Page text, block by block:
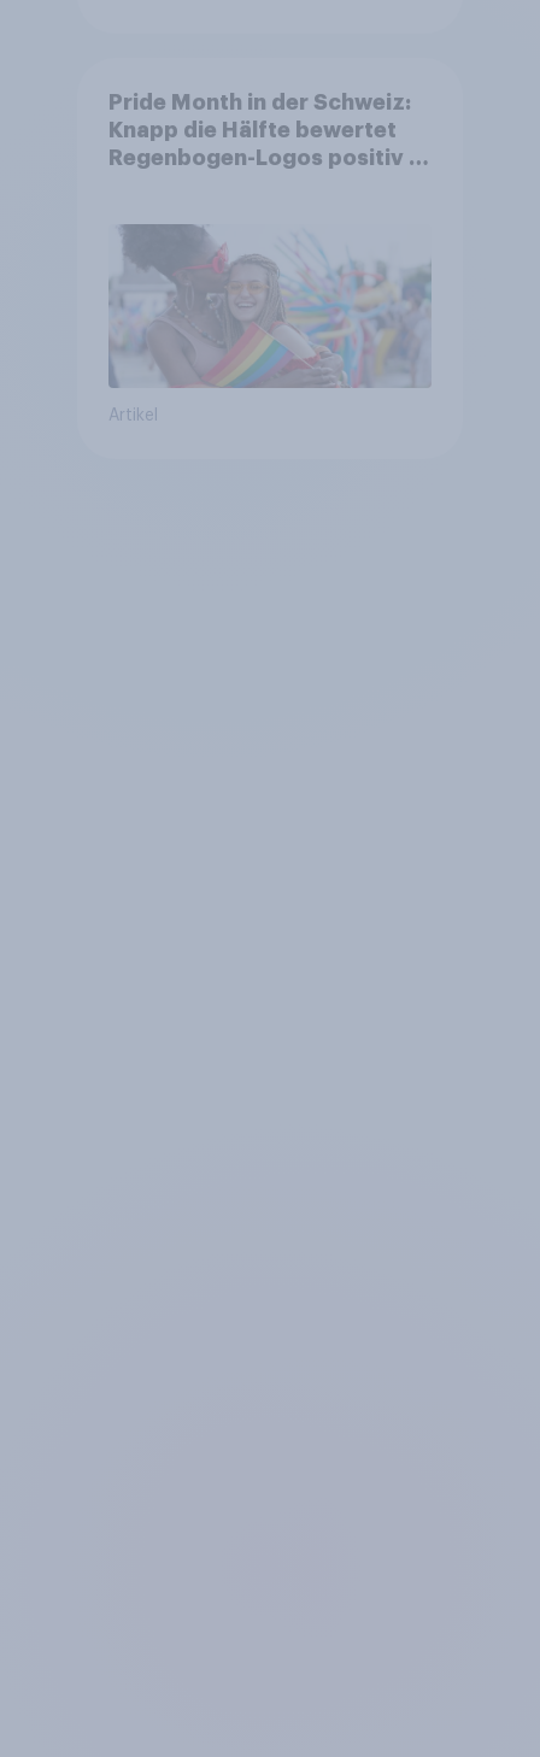
Pride Month in der Schweiz:
Knapp die Hälfte bewertet
Regenbogen-Logos positiv –
Artikel